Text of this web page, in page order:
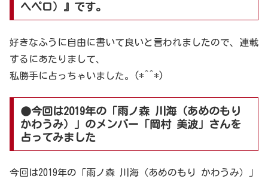
ヘペロ）』です。
好きなふうに自由に書いて良いと言われましたので、連載
するにあたりまして、
私勝手に占っちゃいました。(*^^*)
●今回は2019年の「雨ノ森 川海（あめのもり
かわうみ）」のメンバー「岡村 美波」さんを
占ってみました
今回は2019年の「雨ノ森 川海（あめのもり かわうみ）」